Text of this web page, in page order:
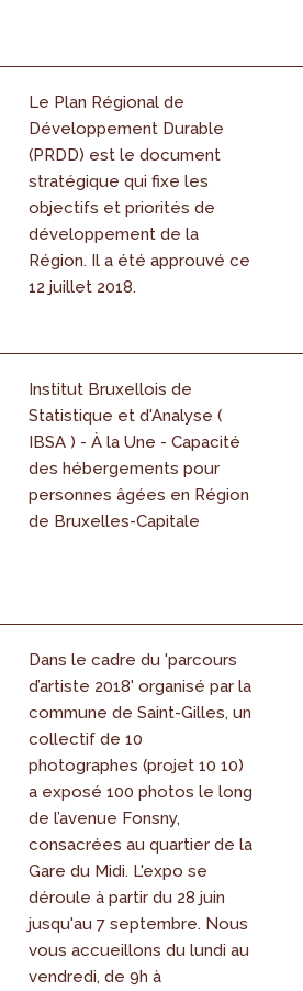
Le Plan Régional de
Développement Durable
(PRDD) est le document
stratégique qui fixe les
objectifs et priorités de
développement de la
Région. Il a été approuvé ce
12 juillet 2018.
Institut Bruxellois de
Statistique et d'Analyse (
IBSA ) - À la Une - Capacité
des hébergements pour
personnes âgées en Région
de Bruxelles-Capitale
Dans le cadre du 'parcours
d’artiste 2018' organisé par la
commune de Saint-Gilles, un
collectif de 10
photographes (projet 10 10)
a exposé 100 photos le long
de l’avenue Fonsny,
consacrées au quartier de la
Gare du Midi. L'expo se
déroule à partir du 28 juin
jusqu'au 7 septembre. Nous
vous accueillons du lundi au
vendredi, de 9h à